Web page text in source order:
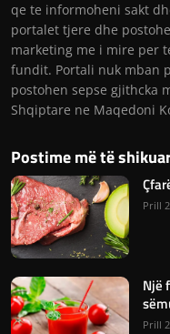
qe te informoheni sakt
portalet tjere dhe
marketing me i mire per
fundit. Portali nuk mban
postohen sepse gjithcka
Shqiptare ne Maqedoni
Postime më të
Prill
Një
Prill